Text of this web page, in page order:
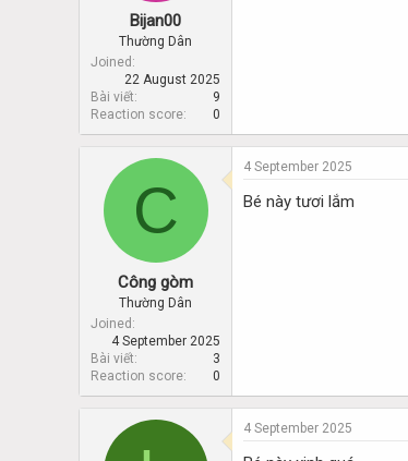
Bijan00
Thường Dân
Joined
22 August 2025
Bài viết
9
Reaction score
0
C
Công gòm
Thường Dân
Joined
4 September 2025
Bài viết
3
Reaction score
0
4 September 2025
Bé này tươi lắm
4 September 2025